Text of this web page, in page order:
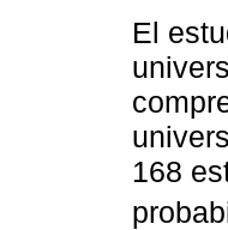
El
168